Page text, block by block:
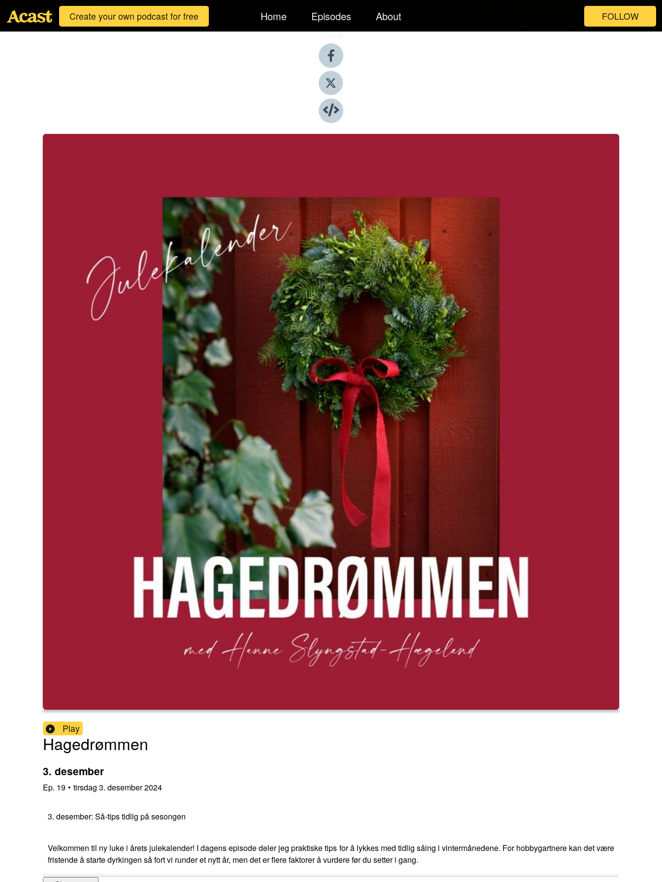
Create your own podcast for free Home Episodes About FOLLOW
Share
Play
Hagedrømmen
3. desember
Ep. 19 • tirsdag 3. desember 2024
3. desember: Så-tips tidlig på sesongen
Velkommen til ny luke i årets julekalender! I dagens episode deler jeg praktiske tips for å lykkes med tidlig såing i vintermånedene. For hobbygartnere kan det være
fristende å starte dyrkingen så fort vi runder et nytt år, men det er flere faktorer å vurdere før du setter i gang.